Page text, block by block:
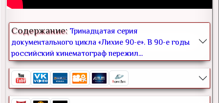
Содержание: Тринадцатая серия
документального цикла «Лихие 90-е». В 90-е годы
российский кинематограф пережил...